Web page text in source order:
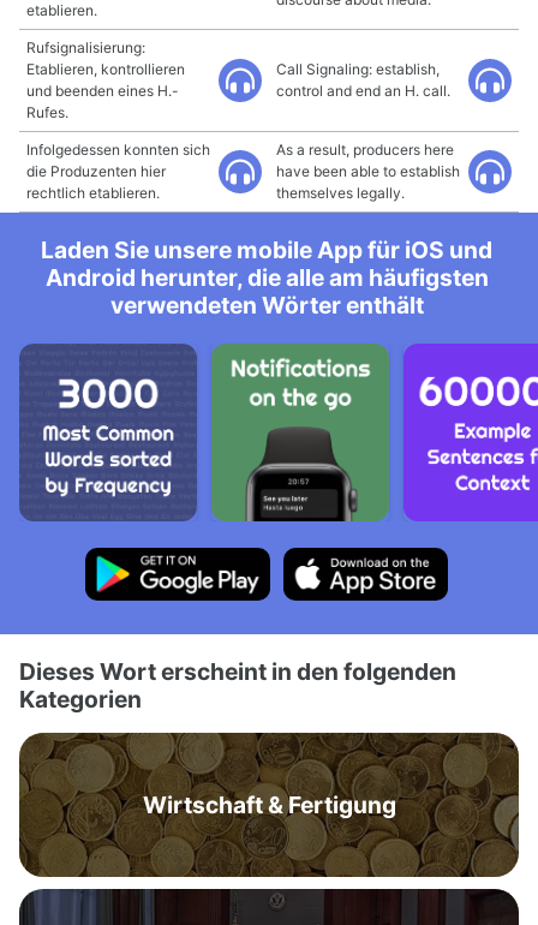
etablieren.
Rufsignalisierung:
Etablieren, kontrollieren
und beenden eines H.-
Rufes.
Call Signaling: establish,
control and end an H. call.
Infolgedessen konnten sich
die Produzenten hier
rechtlich etablieren.
As a result, producers here
have been able to establish
themselves legally.
Laden Sie unsere mobile App für iOS und
Android herunter, die alle am häufigsten
verwendeten Wörter enthält
Dieses Wort erscheint in den folgenden
Kategorien
Wirtschaft & Fertigung